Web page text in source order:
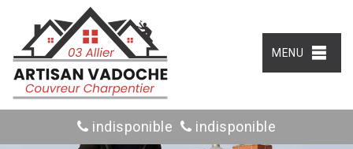
MENU
indisponible indisponible